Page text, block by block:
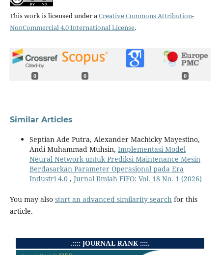
This work is licensed under aCreative Commons Attribution-
NonCommercial 4.0 International License.
0 0 0
Similar Articles
Septian Ade Putra, Alexander Machicky Mayestino,
Andi Muhammad Muhsin, Implementasi Model
Neural Network untuk Prediksi Maintenance Mesin
Berdasarkan Parameter Operasional pada Era
Industri 4.0 , Jurnal Ilmiah FIFO: Vol. 18 No. 1 (2026)
You may also start an advanced similarity search for this
article.
.:::: JOURNAL RANK ::::.